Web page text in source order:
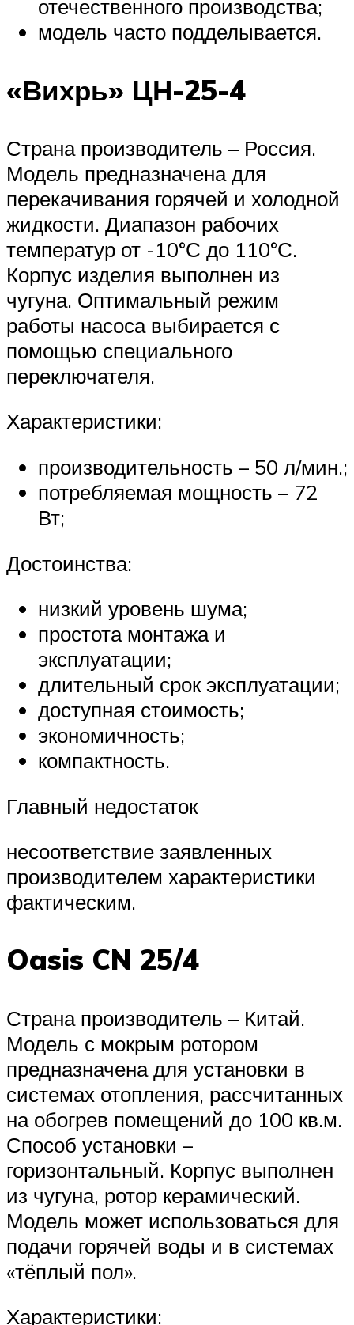
отечественного производства;
модель часто подделывается.
«Вихрь» ЦН-25-4
Страна производитель – Россия.
Модель предназначена для
перекачивания горячей и холодной
жидкости. Диапазон рабочих
температур от -10°С до 110°С.
Корпус изделия выполнен из
чугуна. Оптимальный режим
работы насоса выбирается с
помощью специального
переключателя.
Характеристики:
производительность – 50 л/мин.;
потребляемая мощность – 72
Вт;
Достоинства:
низкий уровень шума;
простота монтажа и
эксплуатации;
длительный срок эксплуатации;
доступная стоимость;
экономичность;
компактность.
Главный недостаток
несоответствие заявленных
производителем характеристики
фактическим.
Oasis CN 25/4
Страна производитель – Китай.
Модель с мокрым ротором
предназначена для установки в
системах отопления, рассчитанных
на обогрев помещений до 100 кв.м.
Способ установки –
горизонтальный. Корпус выполнен
из чугуна, ротор керамический.
Модель может использоваться для
подачи горячей воды и в системах
«тёплый пол».
Характеристики: